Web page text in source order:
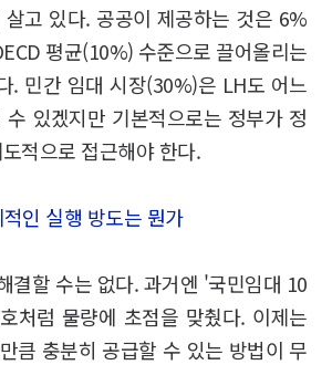
고 있다. 공공이 제공하는 것은 6%
평균(10%) 수준으로 끌어올리는
. 민간 임대 시장(30%)은 LH도 어느
있겠지만 기본적으로는 정부가 정
적으로 접근해야 한다.
인 실행 방도는 뭔가
할 수는 없다. 과거엔 '국민임대 10
처럼 물량에 초점을 맞췄다. 이제는
큼 충분히 공급할 수 있는 방법이 무